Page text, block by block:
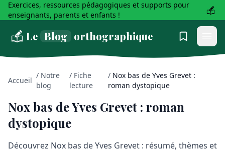
Exercices, ressources pédagogiques et supports pour
enseignants, parents et enfants !
Le Blog orthographique
Accueil
/ Notre
blog
/ Fiche
lecture
/ Nox bas de Yves Grevet :
roman dystopique
Nox bas de Yves Grevet : roman
dystopique
Découvrez Nox bas de Yves Grevet : résumé, thèmes et